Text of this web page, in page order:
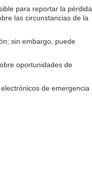
para reportar la pérdida
las circunstancias de la
sin embargo, puede
oportunidades de
de emergencia